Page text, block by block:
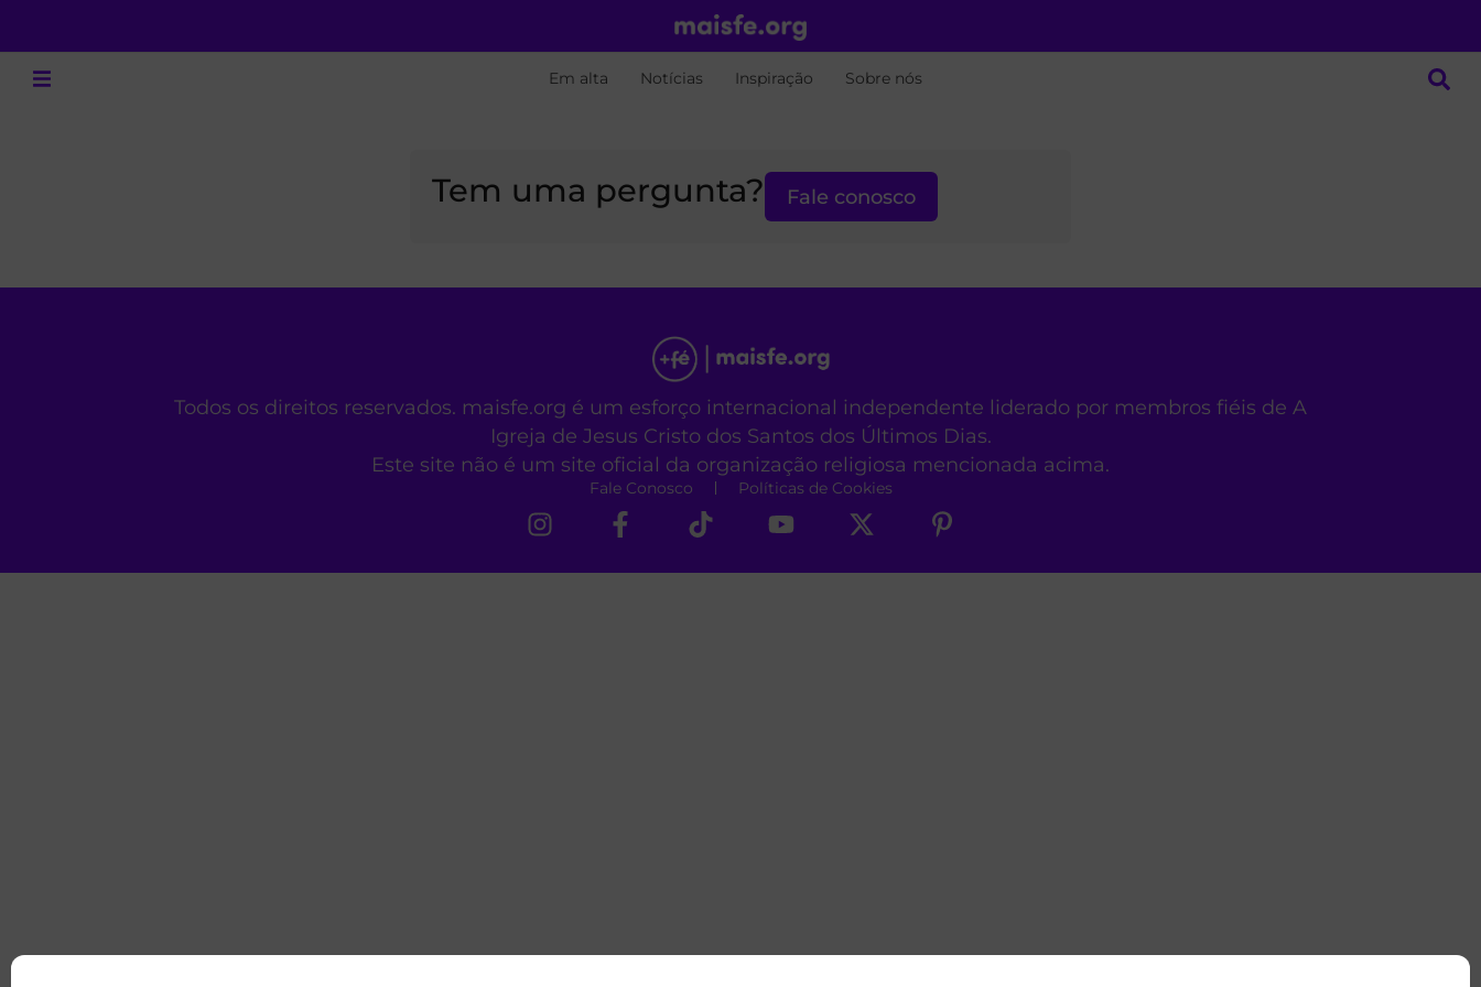
Em alta Notícias Inspiração Sobre nós
Tem uma pergunta? Fale conosco
Todos os direitos reservados. maisfe.org é um esforço internacional independente liderado por membros fiéis de A
Igreja de Jesus Cristo dos Santos dos Últimos Dias.
Este site não é um site oficial da organização religiosa mencionada acima.
Fale Conosco Políticas de Cookies